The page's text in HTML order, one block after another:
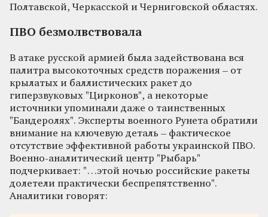
Полтавской, Черкасской и Черниговской областях.
ПВО безмолвствовала
В атаке русской армией была задействована вся
палитра высокоточных средств поражения – от
крылатых и баллистических ракет до
гиперзвуковых "Цирконов", а некоторые
источники упоминали даже о таинственных
"Бандеролях". Эксперты военного Рунета обратили
внимание на ключевую деталь – фактическое
отсутствие эффективной работы украинской ПВО.
Военно-аналитический центр "Рыбарь"
подчеркивает: "…этой ночью российские ракеты
долетели практически беспрепятственно".
Аналитики говорят: